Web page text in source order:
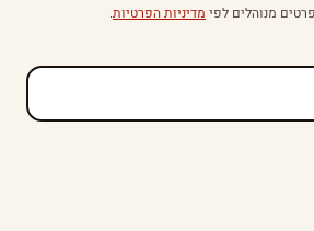
מנוהלים לפי מדיניות הפרטיות.